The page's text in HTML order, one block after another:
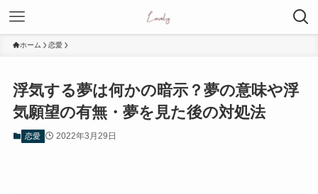
ホーム 恋愛
浮気する夢は何かの暗示？夢の意味や浮
気願望の有無・夢を見た後の対処法
恋愛 2022年3月29日